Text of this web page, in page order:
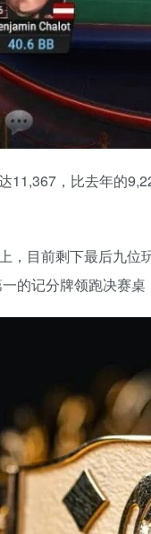
11,367，比去年的
，目前剩下最后九位
的记分牌领跑决赛桌